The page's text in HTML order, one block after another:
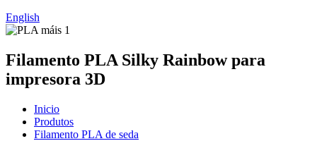
English
Filamento PLA Silky Rainbow para
impresora 3D
Inicio
Produtos
Filamento PLA de seda